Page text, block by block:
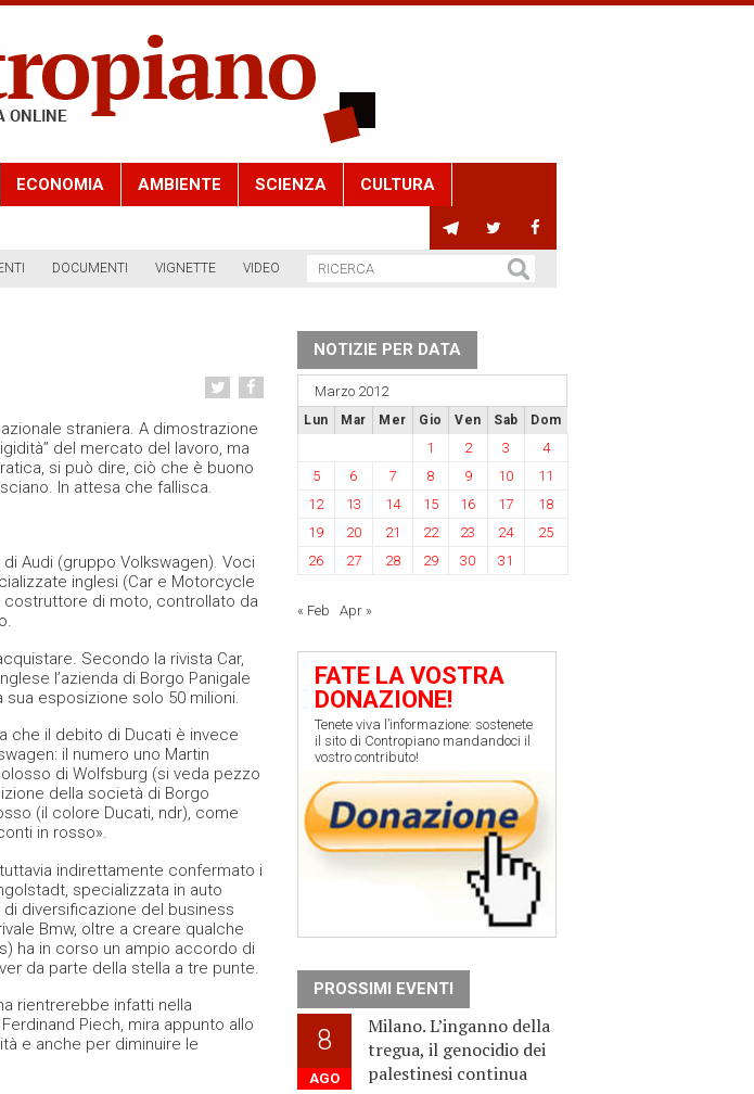
ECONOMIA AMBIENTE SCIENZA CULTURA
DOCUMENTI VIGNETTE VIDEO
straniera. A dimostrazione
del mercato del lavoro, ma
si può dire, ciò che è buono
In attesa che fallisca.
Audi (gruppo Volkswagen). Voci
inglesi (Car e Motorcycle
costruttore di moto, controllato da
Secondo la rivista Car,
l’azienda di Borgo Panigale
esposizione solo 50 milioni.
che il debito di Ducati è invece
il numero uno Martin
di Wolfsburg (si veda pezzo
della società di Borgo
(il colore Ducati, ndr), come
in rosso».
indirettamente confermato i
specializzata in auto
di diversificazione del business
Bmw, oltre a creare qualche
ha in corso un ampio accordo di
da parte della stella a tre punte.
rientrerebbe infatti nella
Piech, mira appunto allo
e anche per diminuire le
NOTIZIE PER DATA
Marzo 2012
Lun Mar Mer Gio Ven Sab Dom
1 2 3
4
5
6 7 8 9 10
11
12
13 14 15 16 17
18
19
20 21 22 23 24
25
26
27 28 29 30 31
« Feb Apr »
FATE LA VOSTRA
DONAZIONE!
Tenete viva l’informazione: sostenete
il sito di Contropiano mandandoci il
vostro contributo!
PROSSIMI EVENTI
8
AGO
Milano. L’inganno della
tregua, il genocidio dei
palestinesi continua